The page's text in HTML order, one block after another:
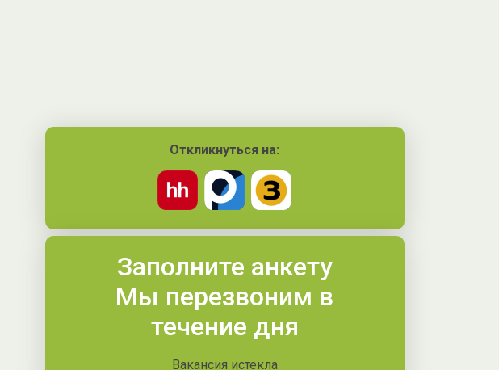
Откликнуться на:
Заполните анкету
Мы перезвоним в
течение дня
Вакансия истекла